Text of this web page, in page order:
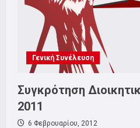
Γενική Συνέλευση
Συγκρότηση
2011
6 Φεβρουαρίου, 2012